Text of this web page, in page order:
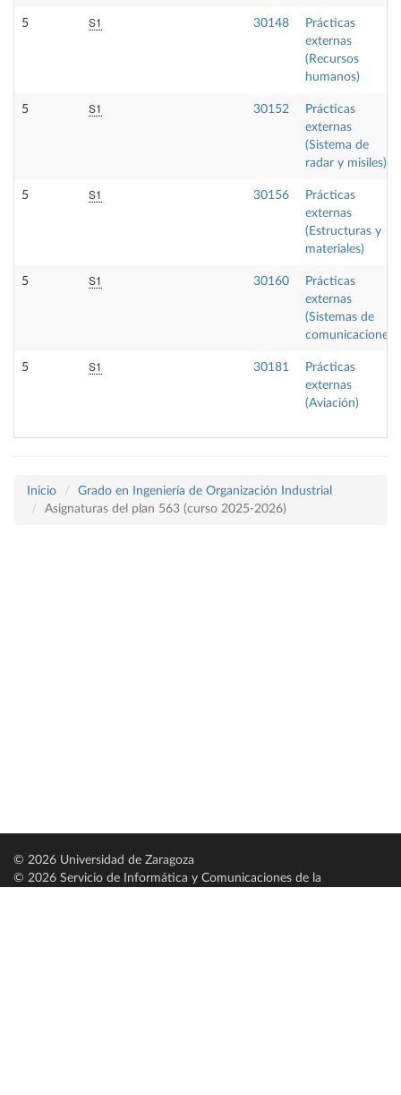
5 S1 30148
Prácticas
externas
(Recursos
humanos)
5 S1 30152
Prácticas
externas
(Sistema de
radar y misiles)
5 S1 30156
Prácticas
externas
(Estructuras y
materiales)
5 S1 30160
Prácticas
externas
(Sistemas de
comunicaciones)
5 S1 30181
Prácticas
externas
(Aviación)
Inicio
Grado en Ingeniería de Organización Industrial
Asignaturas del plan 563 (curso 2025-2026)
© 2026 Universidad de Zaragoza
© 2026 Servicio de Informática y Comunicaciones de la